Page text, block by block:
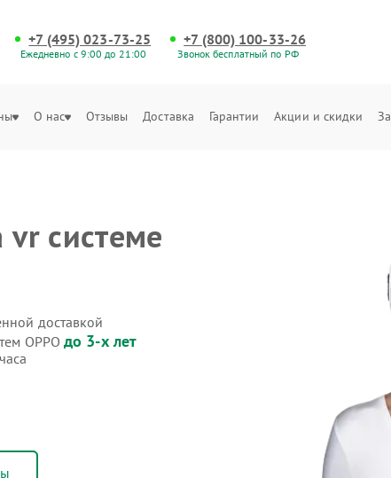
+7 (495) 023-73-25
Ежедневно с 9:00 до 21:00
+7 (800) 100-33-26
Звонок бесплатный по РФ
О нас Отзывы Доставка Гарантии Акции и скидки
vr системе
доставкой
OPPO до 3-х лет